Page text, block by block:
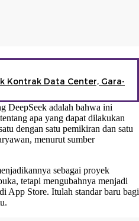
Kontrak Data Center, Gara-
DeepSeek adalah bahwa ini
apa yang dapat dilakukan
dengan satu pemikiran dan satu
menurut sumber
sebagai proyek
tetapi mengubahnya menjadi
App Store. Itulah standar baru bagi